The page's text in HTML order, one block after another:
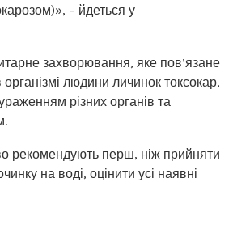
– йдеться у
захворювання, яке пов’язане
людини личинок токсокар,
різних органів та
рекомендують перш, ніж прийняти
на воді, оцінити усі наявні